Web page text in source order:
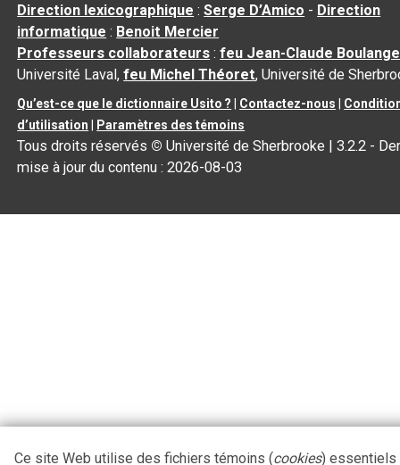
Direction lexicographique :Serge D’Amico - Direction
informatique : Benoit Mercier
Professeurs collaborateurs :feu Jean-Claude
Université Laval,feu Michel Théoret, Université de
Qu’est-ce que le dictionnaire Usito ? Contactez-nous
d’utilisation
Paramètres des témoins
Tous droits réservés © Université de Sherbrooke |3.2.2 -
mise à jour du contenu :2026-08-03
Ce site Web utilise des fichiers témoins (cookies) essentiels